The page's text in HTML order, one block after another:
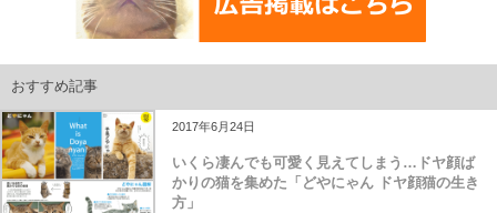
おすすめ記事
2017年6月24日
いくら凄んでも可愛く見えてしまう…ドヤ顔ば
かりの猫を集めた「どやにゃん ドヤ顔猫の生き
方」